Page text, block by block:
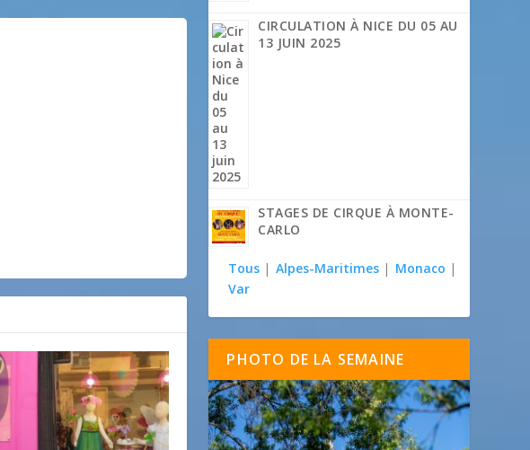
CIRCULATION À NICE DU 05 AU
13 JUIN 2025
STAGES DE CIRQUE À MONTE-
CARLO
Tous | Alpes-Maritimes | Monaco |
Var
PHOTO DE LA SEMAINE